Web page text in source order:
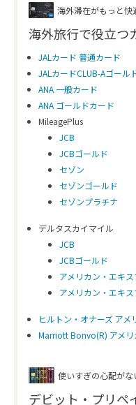
海外滞在がもっと快
海外旅行で役立つ
JALカード 普通カード
JALカードCLUB-Aゴール
ANA 一般カード
ANA ゴールドカード
MileagePlus
JCB
JCBゴールド
セゾン
セゾンゴールド
セゾンプラチナ
デルタスカイマイル
JCB
JCBゴールド
アメリカン・エキス
アメリカン・エキ
ヒルトン・オナーズ ア
Marriott Bonvo(R) アメ
使いすぎの心配がな
デビット・プリペ